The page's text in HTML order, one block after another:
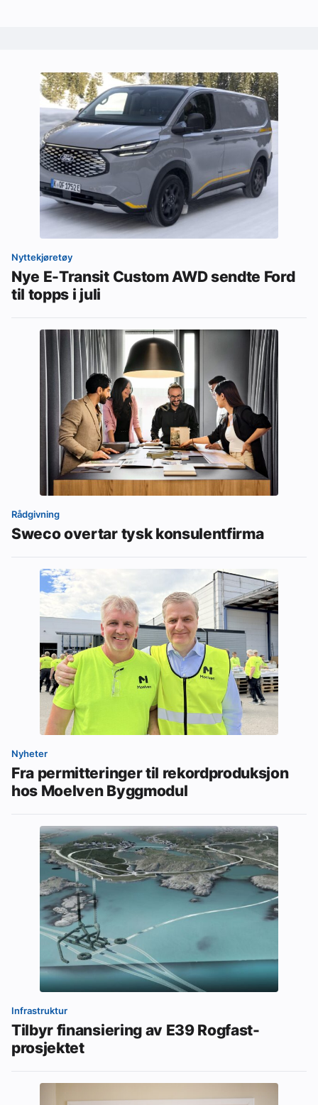
Nyttekjøretøy
Nye E-Transit Custom AWD sendte Ford
til topps i juli
Rådgivning
Sweco overtar tysk konsulentfirma
Nyheter
Fra permitteringer til rekordproduksjon
hos Moelven Byggmodul
Infrastruktur
Tilbyr finansiering av E39 Rogfast-
prosjektet